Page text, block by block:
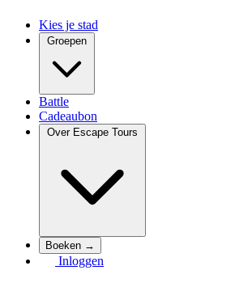
Kies je stad
Groepen
Battle
Cadeaubon
Over Escape Tours
Boeken →
Inloggen